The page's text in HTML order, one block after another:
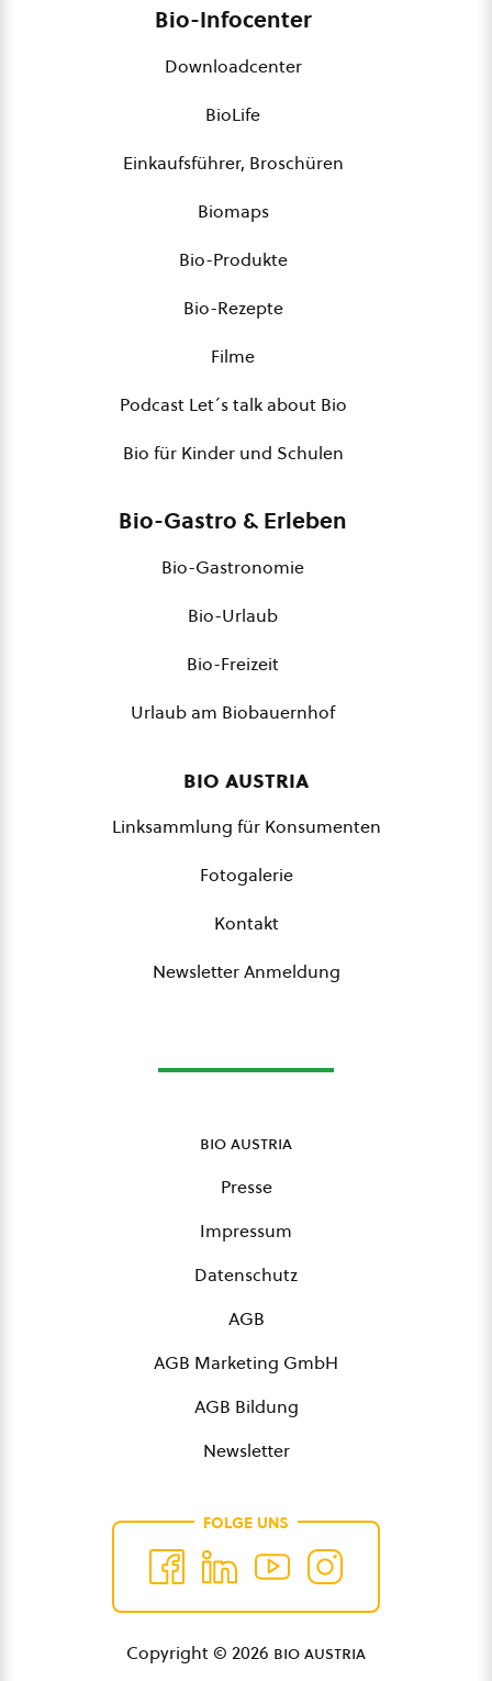
Bio-Infocenter
Downloadcenter
BioLife
Einkaufsführer, Broschüren
Biomaps
Bio-Produkte
Bio-Rezepte
Filme
Podcast Let´s talk about Bio
Bio für Kinder und Schulen
Bio-Gastro & Erleben
Bio-Gastronomie
Bio-Urlaub
Bio-Freizeit
Urlaub am Biobauernhof
bio austria
Linksammlung für Konsumenten
Fotogalerie
Kontakt
Newsletter Anmeldung
bio austria
Presse
Impressum
Datenschutz
AGB
AGB Marketing GmbH
AGB Bildung
Newsletter
FOLGE UNS
Copyright © 2026 bio austria